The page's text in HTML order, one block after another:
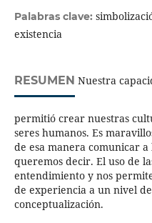
Palabras clave:
existencia
RESUMEN Nuestra
permitió crear nuestras
seres humanos. Es
de esa manera comunicar
queremos decir. El uso de
entendimiento y nos
de experiencia a un nivel
conceptualización.